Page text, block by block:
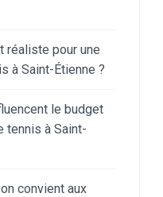
réaliste pour une
à Saint-Étienne ?
le budget
tennis à Saint-
convient aux